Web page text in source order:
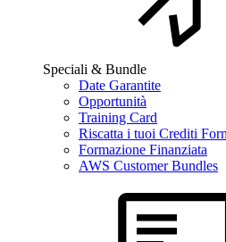
Speciali & Bundle
Date Garantite
Opportunità
Training Card
Riscatta i tuoi Crediti
Formazione Finanziata
AWS Customer Bundles